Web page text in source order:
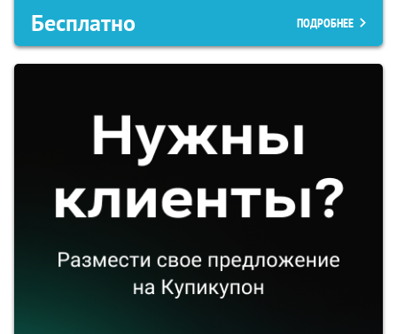
Бесплатно ПОДРОБНЕЕ